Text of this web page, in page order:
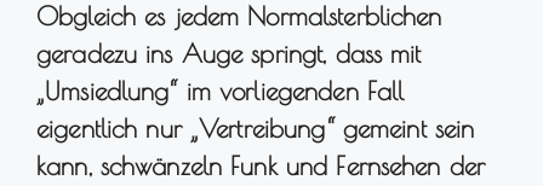
Obgleich es jedem Normalsterblichen
geradezu ins Auge springt, dass mit
„Umsiedlung“ im vorliegenden Fall
eigentlich nur „Vertreibung“ gemeint sein
kann, schwänzeln Funk und Fernsehen der